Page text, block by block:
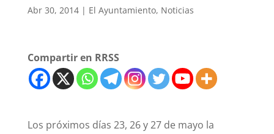
Abr 30, 2014| El Ayuntamiento, Noticias
Compartir en RRSS
Los próximos días 23, 26 y 27 de mayo la